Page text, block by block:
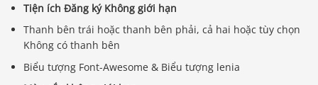
Tiện ích Đăng ký Không giới hạn
Thanh bên trái hoặc thanh bên phải, cả hai hoặc tùy chọn
Không có thanh bên
Biểu tượng Font-Awesome & Biểu tượng lenia